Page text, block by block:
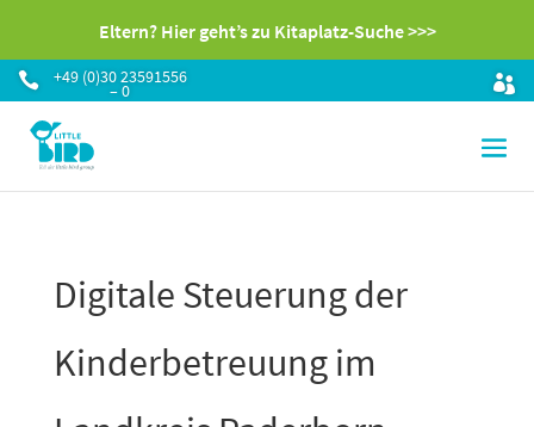
Eltern? Hier geht’s zu Kitaplatz-Suche >>>
 +49 (0)30 23591556
– 0
Digitale Steuerung der
Kinderbetreuung im